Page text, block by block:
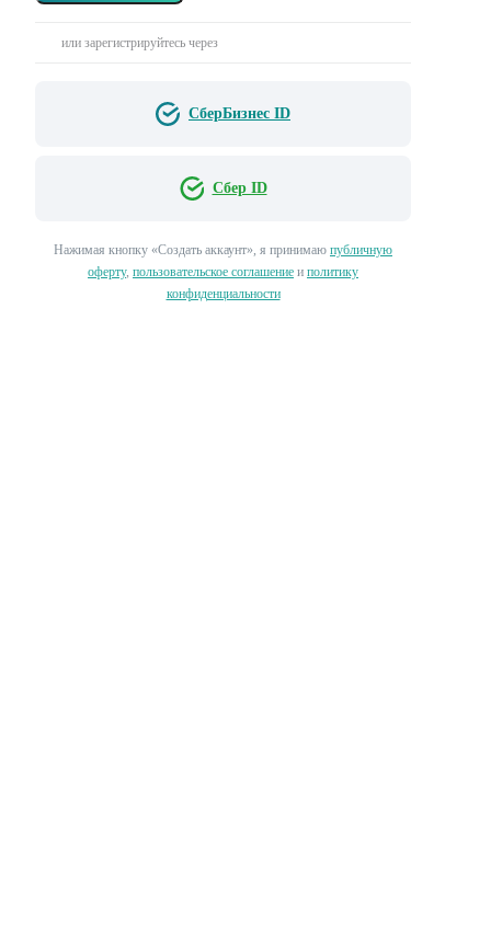
или зарегистрируйтесь через
СберБизнес ID
Сбер ID
Нажимая кнопку «‎Создать аккаунт»‎, я принимаю публичную
оферту, пользовательское соглашение и политику
конфиденциальности